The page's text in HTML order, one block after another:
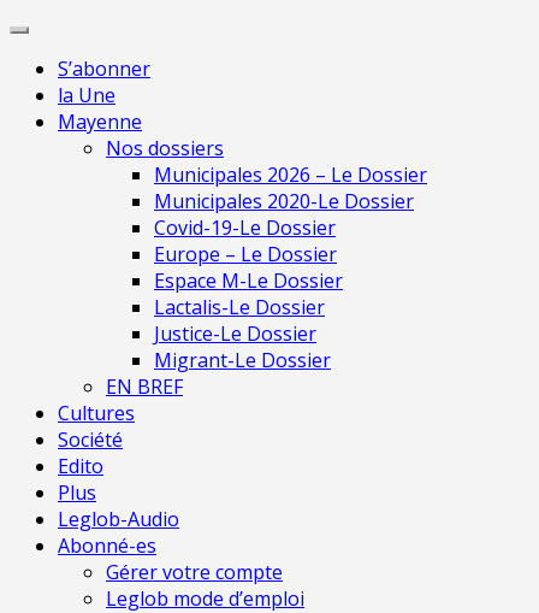
Skip
contentS’abonner
la Une
Mayenne
Nos dossiers
Municipales 2026 – Le Dossier
Municipales 2020-Le Dossier
Covid-19-Le Dossier
Europe – Le Dossier
Espace M-Le Dossier
Lactalis-Le Dossier
Justice-Le Dossier
Migrant-Le Dossier
EN BREF
Cultures
Société
Edito
Plus
Leglob-Audio
Abonné-es
Gérer votre compte
Leglob mode d’emploi